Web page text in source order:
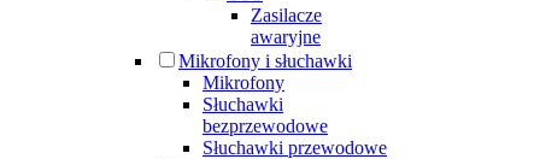
Zasilacze
awaryjne
Mikrofony i słuchawki
Mikrofony
Słuchawki
bezprzewodowe
Słuchawki przewodowe